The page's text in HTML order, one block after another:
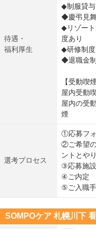
待遇・
福利厚生
◆制服貸与
◆慶弔見
◆リゾー
度あり
◆研修制度
◆退職金
【受動喫
屋内受動
屋内の受
煙
選考プロセス
①応募フ
②ご希望
ントとや
③応募施
④ご内定
⑤ご入職
SOMPOケア 札幌川下